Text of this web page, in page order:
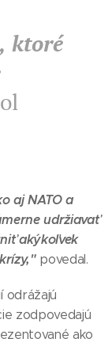
ktoré
aj NATO a
udržiavať
akýkoľvek
povedal.
odrážajú
zodpovedajú
ako